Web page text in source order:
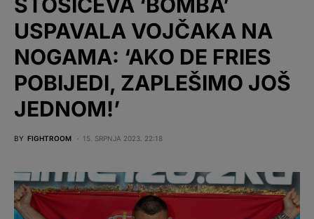
USPAVALA VOJČAKA NA
NOGAMA: ‘AKO DE FRIES
POBIJEDI, ZAPLEŠIMO JOŠ
JEDNOM!’
BY FIGHTROOM 15. SRPNJA 2023. 22:18